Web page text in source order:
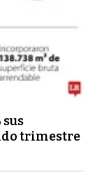
sus
trimestre